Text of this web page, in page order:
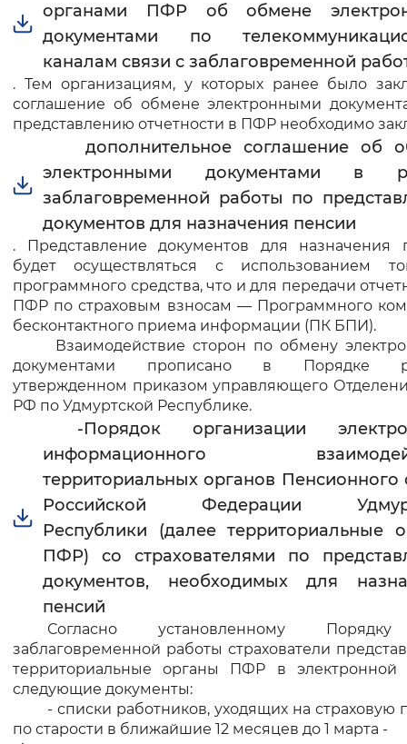
органами ПФР об обмене
документами по
каналам связи с заблаговременной
. Тем организациям, у которых ранее было
соглашение об обмене электронными
представлению отчетности в ПФР необходимо
дополнительное соглашение об
электронными документами в
заблаговременной работы по
документов для назначения пенсии
. Представление документов для назначения
будет осуществляться с использованием
программного средства, что и для передачи
ПФР по страховым взносам — Программного
бесконтактного приема информации (ПК БПИ).
Взаимодействие сторон по обмену
документами прописано в Порядке
утвержденном приказом управляющего
РФ по Удмуртской Республике.
-Порядок организации
информационного
территориальных органов Пенсионного
Российской Федерации
Республики (далее территориальные
ПФР) со страхователями по
документов, необходимых для
пенсий
Согласно установленному
заблаговременной работы страхователи
территориальные органы ПФР в
следующие документы:
- списки работников, уходящих на страховую
по старости в ближайшие 12 месяцев до 1 марта -